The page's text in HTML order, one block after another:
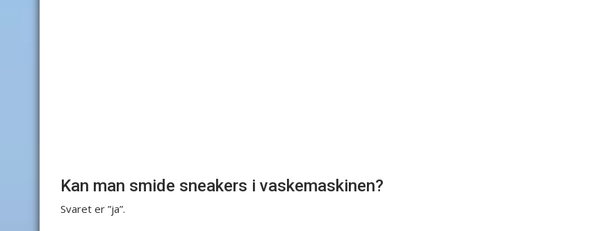
Kan man smide sneakers i vaskemaskinen?
Svaret er ”ja”.